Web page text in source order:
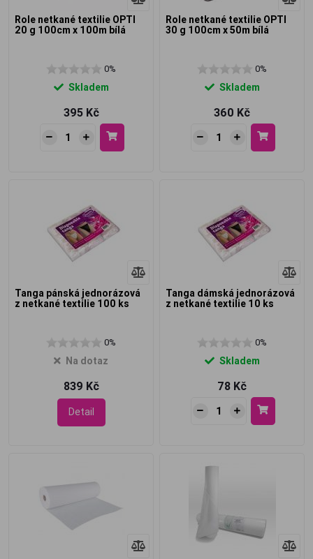
Role netkané textilie OPTI
20 g 100cm x 100m bílá
0%
Skladem
395 Kč
Role netkané textilie OPTI
30 g 100cm x 50m bílá
0%
Skladem
360 Kč
Tanga pánská jednorázová
z netkané textilie 100 ks
0%
Na dotaz
839 Kč
Detail
Tanga dámská jednorázová
z netkané textilie 10 ks
0%
Skladem
78 Kč